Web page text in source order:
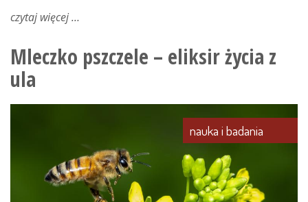
czytaj więcejo
zdrowie
Mleczko pszczele – eliksir życia z
ula
nauka i badania